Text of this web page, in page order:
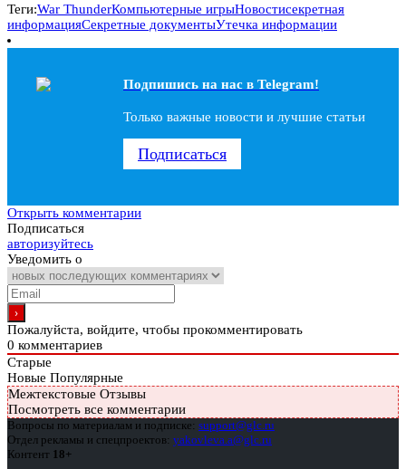
Теги:War ThunderКомпьютерные игрыНовостисекретная
информацияСекретные документыУтечка информации
Подпишись на наc в Telegram!
Только важные новости и лучшие статьи
Подписаться
Открыть комментарии
Подписаться
авторизуйтесь
Уведомить о
Пожалуйста, войдите, чтобы прокомментировать
0 комментариев
Старые
Новые Популярные
Межтекстовые Отзывы
Посмотреть все комментарии
Вопросы по материалам и подписке: support@glc.ru
Отдел рекламы и спецпроектов: yakovleva.a@glc.ru
Контент 18+